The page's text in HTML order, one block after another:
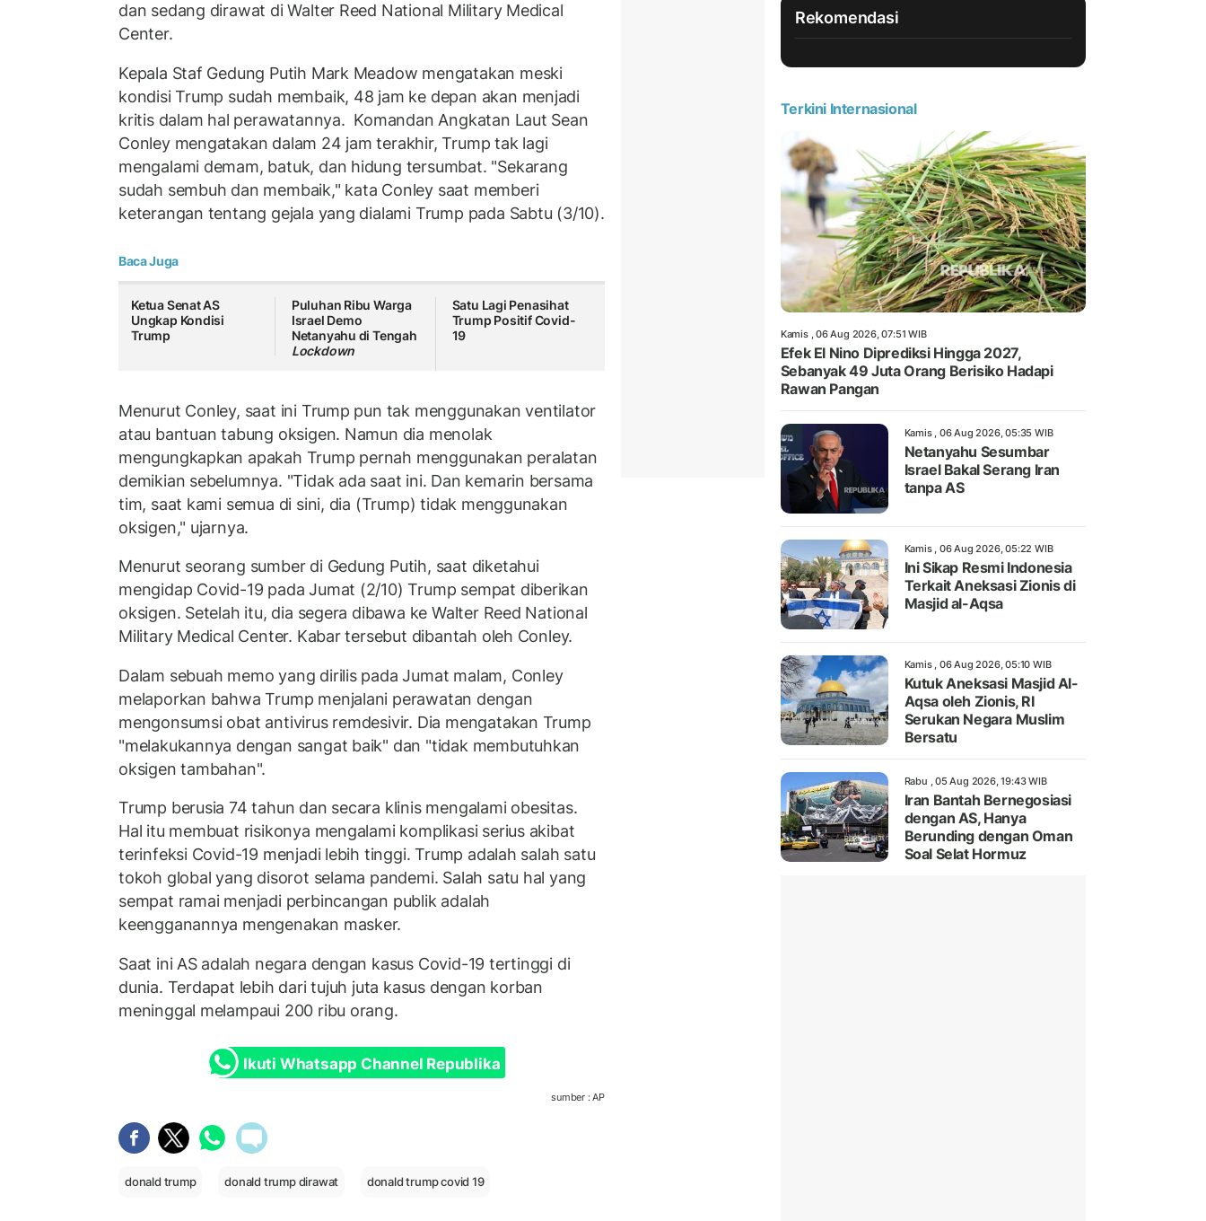
dan sedang dirawat di Walter Reed National Military Medical
Center.
Kepala Staf Gedung Putih Mark Meadow mengatakan meski
kondisi Trump sudah membaik, 48 jam ke depan akan menjadi
kritis dalam hal perawatannya. Komandan Angkatan Laut Sean
Conley mengatakan dalam 24 jam terakhir, Trump tak lagi
mengalami demam, batuk, dan hidung tersumbat. "Sekarang
sudah sembuh dan membaik," kata Conley saat memberi
keterangan tentang gejala yang dialami Trump pada Sabtu (3/10).
Baca Juga
Ketua Senat AS
Ungkap Kondisi
Trump
Puluhan Ribu Warga
Israel Demo
Netanyahu di Tengah
Lockdown
Satu Lagi Penasihat
Trump Positif Covid-
19
Menurut Conley, saat ini Trump pun tak menggunakan ventilator
atau bantuan tabung oksigen. Namun dia menolak
mengungkapkan apakah Trump pernah menggunakan peralatan
demikian sebelumnya. "Tidak ada saat ini. Dan kemarin bersama
tim, saat kami semua di sini, dia (Trump) tidak menggunakan
oksigen," ujarnya.
Menurut seorang sumber di Gedung Putih, saat diketahui
mengidap Covid-19 pada Jumat (2/10) Trump sempat diberikan
oksigen. Setelah itu, dia segera dibawa ke Walter Reed National
Military Medical Center. Kabar tersebut dibantah oleh Conley.
Dalam sebuah memo yang dirilis pada Jumat malam, Conley
melaporkan bahwa Trump menjalani perawatan dengan
mengonsumsi obat antivirus remdesivir. Dia mengatakan Trump
"melakukannya dengan sangat baik" dan "tidak membutuhkan
oksigen tambahan".
Trump berusia 74 tahun dan secara klinis mengalami obesitas.
Hal itu membuat risikonya mengalami komplikasi serius akibat
terinfeksi Covid-19 menjadi lebih tinggi. Trump adalah salah satu
tokoh global yang disorot selama pandemi. Salah satu hal yang
sempat ramai menjadi perbincangan publik adalah
keengganannya mengenakan masker.
Saat ini AS adalah negara dengan kasus Covid-19 tertinggi di
dunia. Terdapat lebih dari tujuh juta kasus dengan korban
meninggal melampaui 200 ribu orang.
Ikuti Whatsapp Channel Republika
sumber : AP
donald trump donald trump dirawat donald trump covid 19
Rekomendasi
Terkini Internasional
Kamis , 06 Aug 2026, 07:51 WIB
Efek El Nino Diprediksi Hingga 2027,
Sebanyak 49 Juta Orang Berisiko Hadapi
Rawan Pangan
Kamis , 06 Aug 2026, 05:35 WIB
Netanyahu Sesumbar
Israel Bakal Serang Iran
tanpa AS
Kamis , 06 Aug 2026, 05:22 WIB
Ini Sikap Resmi Indonesia
Terkait Aneksasi Zionis di
Masjid al-Aqsa
Kamis , 06 Aug 2026, 05:10 WIB
Kutuk Aneksasi Masjid Al-
Aqsa oleh Zionis, RI
Serukan Negara Muslim
Bersatu
Rabu , 05 Aug 2026, 19:43 WIB
Iran Bantah Bernegosiasi
dengan AS, Hanya
Berunding dengan Oman
Soal Selat Hormuz